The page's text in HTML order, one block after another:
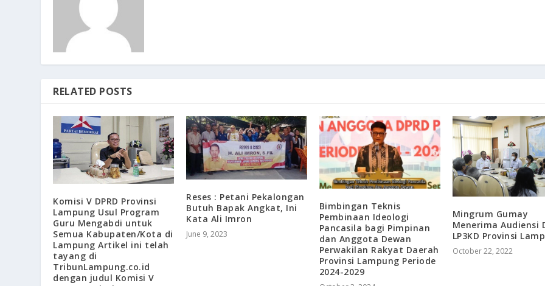
RELATED POSTS
Komisi V DPRD Provinsi
Lampung Usul Program
Guru Mengabdi untuk
Semua Kabupaten/Kota di
Lampung Artikel ini telah
tayang di
TribunLampung.co.id
dengan judul Komisi V
Reses : Petani Pekalongan
Butuh Bapak Angkat, Ini
Kata Ali Imron
June 9, 2023
Bimbingan Teknis
Pembinaan Ideologi
Pancasila bagi Pimpinan
dan Anggota Dewan
Perwakilan Rakyat Daerah
Provinsi Lampung Periode
2024-2029
Mingrum Gumay
Menerima Audiensi
LP3KD Provinsi
October 22, 2022